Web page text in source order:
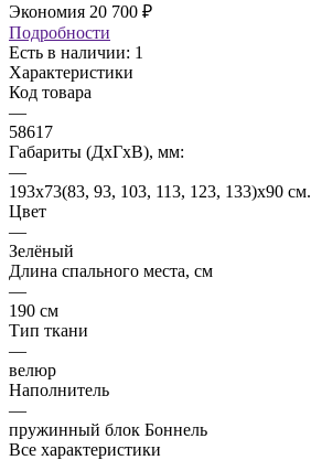
Экономия 20 700 ₽
Подробности
Есть в наличии: 1
Характеристики
Код товара
—
58617
Габариты (ДхГхВ), мм:
—
193х73(83, 93, 103, 113, 123, 133)х90 см.
Цвет
—
Зелёный
Длина спального места, см
—
190 см
Тип ткани
—
велюр
Наполнитель
—
пружинный блок Боннель
Все характеристики